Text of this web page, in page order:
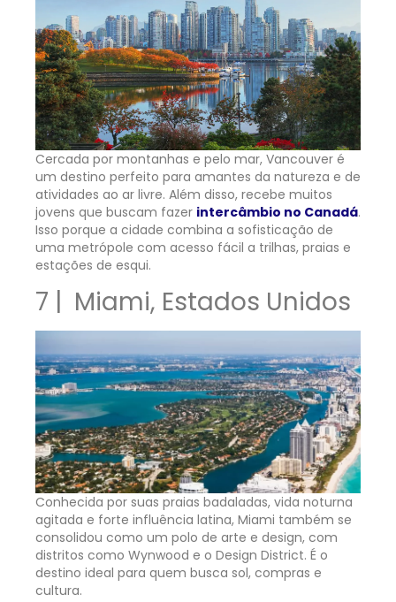
Cercada por montanhas e pelo mar, Vancouver é
um destino perfeito para amantes da natureza e de
atividades ao ar livre. Além disso, recebe muitos
jovens que buscam fazer intercâmbio no Canadá.
Isso porque a cidade combina a sofisticação de
uma metrópole com acesso fácil a trilhas, praias e
estações de esqui.
7 | Miami, Estados Unidos
Conhecida por suas praias badaladas, vida noturna
agitada e forte influência latina, Miami também se
consolidou como um polo de arte e design, com
distritos como Wynwood e o Design District. É o
destino ideal para quem busca sol, compras e
cultura.